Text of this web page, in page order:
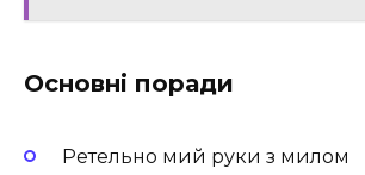
Основні поради
Ретельно мий руки з милом